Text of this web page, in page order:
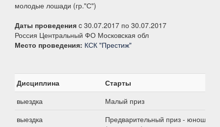
молодые лошади (гр."С")
Даты проведения c 30.07.2017 по 30.07.2017
Россия Центральный ФО Московская обл
Место проведения: КСК "Престиж"
Дисциплина
Старты
выездка
Малый приз
выездка
Предварительный приз - юноши